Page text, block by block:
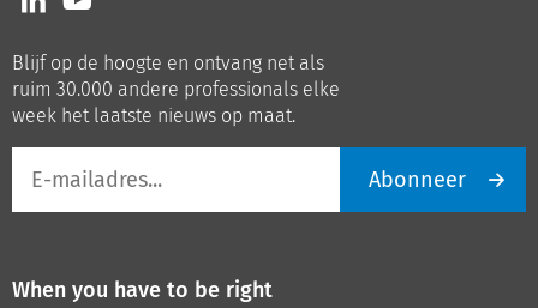
ons
LinkedIn
ons
Youtube
Blijf op de hoogte en ontvang net als
ruim 30.000 andere professionals elke
week het laatste nieuws op maat.
mailadres
Abonneer
When you have to be right